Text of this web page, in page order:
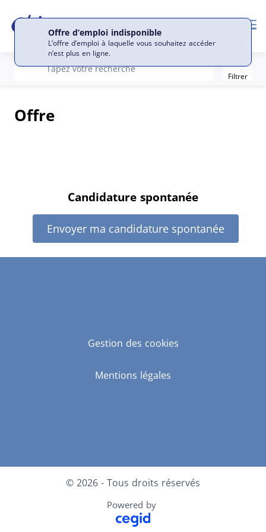
Offre d’emploi indisponible
L’offre d’emploi à laquelle vous souhaitez accéder
n’est plus en ligne.
recherche
Tapez votre recherche Filter
Filtrer
Offre
Candidature spontanée
Envoyer ma candidature spontanée
Gestion des cookies
Mentions légales
© 2026 - Tous droits réservés
Powered by